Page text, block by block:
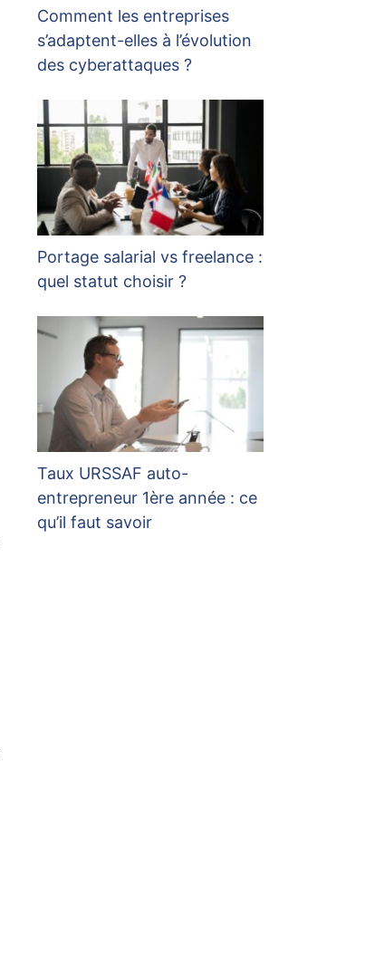
Comment les entreprises
s’adaptent-elles à l’évolution
des cyberattaques ?
Portage salarial vs freelance :
quel statut choisir ?
Taux URSSAF auto-
entrepreneur 1ère année : ce
qu’il faut savoir